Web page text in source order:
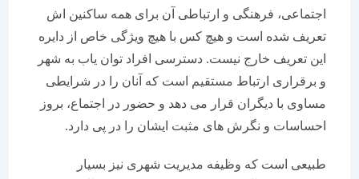
اجتماعی، فرهنگی و ارتباطی آن برای همه ساکنین اش
تعریف شده است و هیچ کس با هیچ ویژگی خاص از دایره
این تعریف خارج نیست. دسترسی افراد توان یاب به شهر
و برقراری ارتباط مستقیم است که آنان را در شرایطی
مساوی با دیگران قرار می دهد و حضور در اجتماع، بروز
احساسات و نگرش های مثبت ایشان را در پی دارد.
طبیعی است که وظیفه مدیریت شهری نیز بسیار